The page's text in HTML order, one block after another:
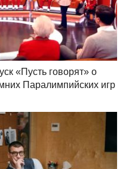
«Пусть говорят» о
Паралимпийских игр